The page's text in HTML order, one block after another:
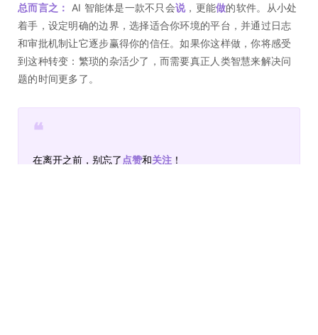
总而言之： AI 智能体是一款不只会说，更能做的软件。从小处
着手，设定明确的边界，选择适合你环境的平台，并通过日志
和审批机制让它逐步赢得你的信任。如果你这样做，你将感受
到这种转变：繁琐的杂活少了，而需要真正人类智慧来解决问
题的时间更多了。
❝
在离开之前，别忘了 点赞和关注 ️！